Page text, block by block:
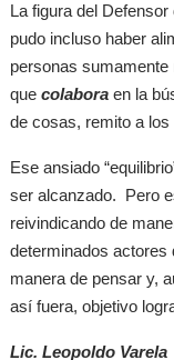
La figura del
pudo incluso haber
personas
quecolaboraen la
de cosas, remito a
Ese ansiado
ser alcanzado. Pero
reivindicando de
determinados actores
manera de pensar y,
así fuera, objetivo
Lic. Leopoldo Varela